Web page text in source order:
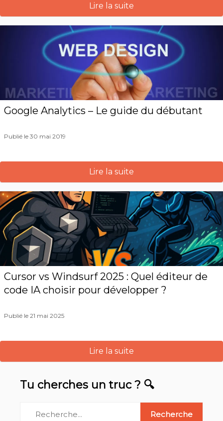
Lire la suite
Google Analytics – Le guide du débutant
Publié le 30 mai 2019
Lire la suite
Cursor vs Windsurf 2025 : Quel éditeur de
code IA choisir pour développer ?
Publié le 21 mai 2025
Lire la suite
Tu cherches un truc ? 🔍